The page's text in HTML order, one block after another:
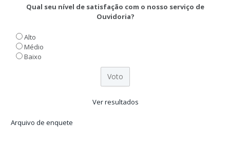
Qual seu nível de satisfação com o nosso serviço de
Ouvidoria?
Alto
Médio
Baixo
Ver resultados
Arquivo de enquete